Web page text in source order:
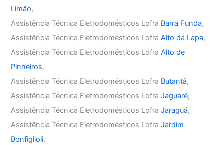
Limão,
Assistência Técnica Eletrodomésticos Lofra Barra Funda,
Assistência Técnica Eletrodomésticos LofraAlto da Lapa,
Assistência Técnica Eletrodomésticos LofraAlto de
Pinheiros,
Assistência Técnica Eletrodomésticos Lofra Butantã,
Assistência Técnica Eletrodomésticos LofraJaguaré,
Assistência Técnica Eletrodomésticos LofraJaraguá,
Assistência Técnica Eletrodomésticos LofraJardim
Bonfiglioli,